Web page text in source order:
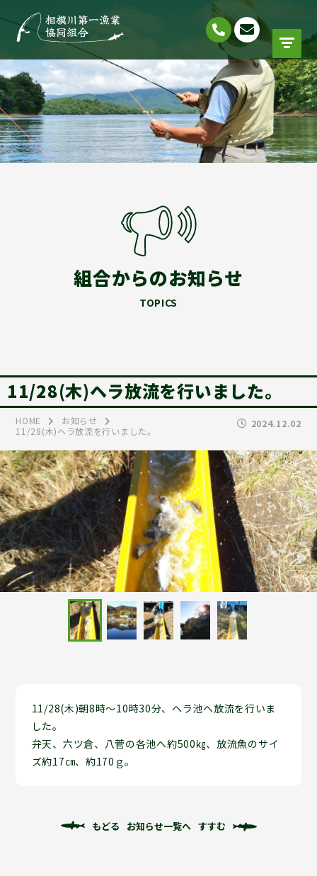
組合からのお知らせ
TOPICS
11/28(木)ヘラ放流を行いました。
HOME
お知らせ
11/28(木)ヘラ放流を行いました。
2024.12.02
11/28(木)朝8時～10時30分、ヘラ池へ放流を行いま
した。
弁天、六ツ倉、八菅の各池へ約500㎏、放流魚のサイ
ズ約17㎝、約170ｇ。
もどる お知らせ一覧へ すすむ